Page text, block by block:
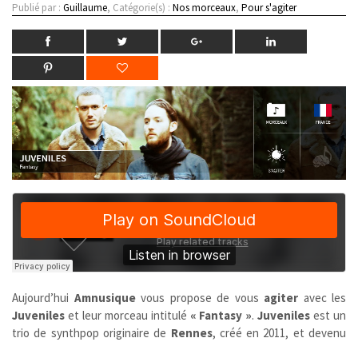
Publié par : Guillaume, Catégorie(s) : Nos morceaux, Pour s'agiter
Aujourd’hui Amnusiquevous propose de vous agiter avec les
Juveniles et leur morceau intitulé « Fantasy ».Juveniles est un
trio de synthpop originaire de Rennes, créé en 2011, et devenu